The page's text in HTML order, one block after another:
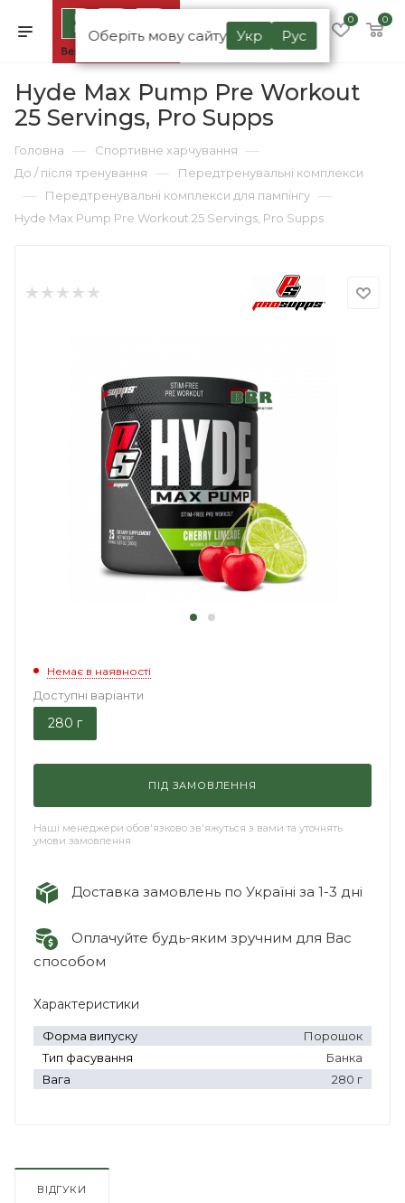
Оберіть мову сайту Укр Рус
0 0
Hyde Max Pump Pre Workout
25 Servings, Pro Supps
Головна — Спортивне харчування —
До / після тренування — Передтренувальні комплекси
— Передтренувальні комплекси для пампінгу —
Hyde Max Pump Pre Workout 25 Servings, Pro Supps
Немає в наявності
Доступні варіанти
280 г
ПІД ЗАМОВЛЕННЯ
Наші менеджери обов'язково зв'яжуться з вами та уточнять
умови замовлення
Доставка замовлень по Україні за 1-3 дні
Оплачуйте будь-яким зручним для Вас
способом
Характеристики
Форма випуску
Порошок
Тип фасування
Банка
Вага
280 г
ВІДГУКИ